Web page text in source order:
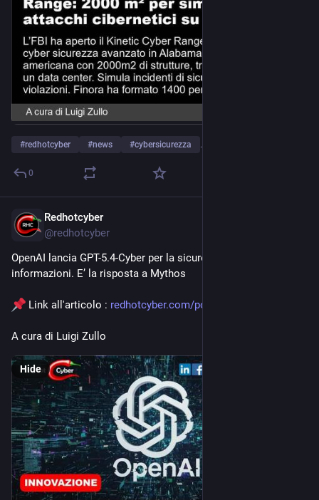
#redhotcyber #news #cybersicurezza …and 4 more
0
Redhotcyber
@redhotcyber
OpenAI lancia GPT-5.4-Cyber per la sicurezza delle
informazioni. E’ la risposta a Mythos
Link all'articolo : redhotcyber.com/post/openai-la
A cura di Luigi Zullo
Hide